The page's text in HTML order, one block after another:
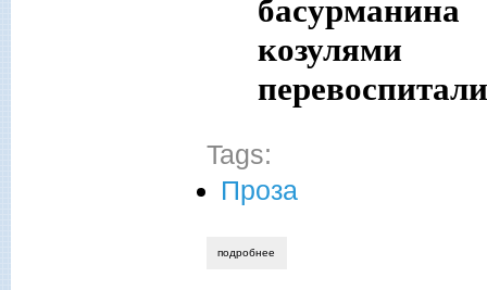
басурманина
козулями
перевоспитали
Tags:
Проза
подробнее